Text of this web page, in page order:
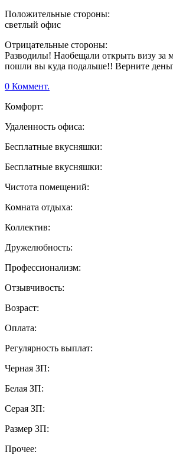
Положительные стороны:
светлый офис
Отрицательные стороны:
Разводилы! Наобещали открыть визу за
пошли вы куда подальше!! Верните
0 Коммент.
Комфорт:
Удаленность офиса:
Бесплатные вкусняшки:
Бесплатные вкусняшки:
Чистота помещений:
Комната отдыха:
Коллектив:
Дружелюбность:
Профессионализм:
Отзывчивость:
Возраст:
Оплата:
Регулярность выплат:
Черная ЗП:
Белая ЗП:
Серая ЗП:
Размер ЗП:
Прочее: